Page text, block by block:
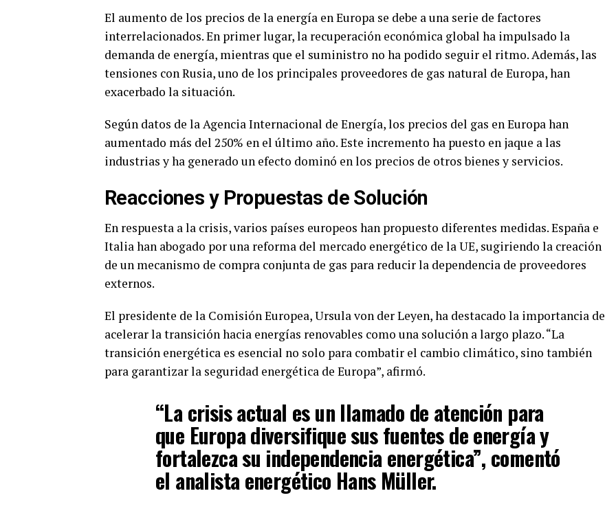
El aumento de los precios de la energía en Europa se debe a una serie de factores
interrelacionados. En primer lugar, la recuperación económica global ha impulsado la
demanda de energía, mientras que el suministro no ha podido seguir el ritmo. Además, las
tensiones con Rusia, uno de los principales proveedores de gas natural de Europa, han
exacerbado la situación.
Según datos de la Agencia Internacional de Energía, los precios del gas en Europa han
aumentado más del 250% en el último año. Este incremento ha puesto en jaque a las
industrias y ha generado un efecto dominó en los precios de otros bienes y servicios.
Reacciones y Propuestas de Solución
En respuesta a la crisis, varios países europeos han propuesto diferentes medidas. España e
Italia han abogado por una reforma del mercado energético de la UE, sugiriendo la creación
de un mecanismo de compra conjunta de gas para reducir la dependencia de proveedores
externos.
El presidente de la Comisión Europea, Ursula von der Leyen, ha destacado la importancia de
acelerar la transición hacia energías renovables como una solución a largo plazo. “La
transición energética es esencial no solo para combatir el cambio climático, sino también
para garantizar la seguridad energética de Europa”, afirmó.
“La crisis actual es un llamado de atención para
que Europa diversifique sus fuentes de energía y
fortalezca su independencia energética”, comentó
el analista energético Hans Müller.